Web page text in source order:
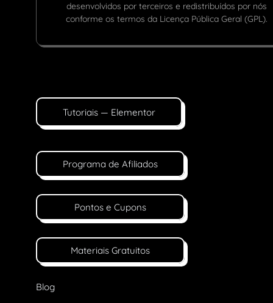
desenvolvidos por terceiros e redistribuídos por nós
conforme os termos da Licença Pública Geral (GPL).
Tutoriais — Elementor
Programa de Afiliados
Pontos e Cupons
Materiais Gratuitos
Blog